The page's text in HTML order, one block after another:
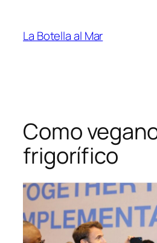
contenido
La Botella al Mar
Como
frigorífico